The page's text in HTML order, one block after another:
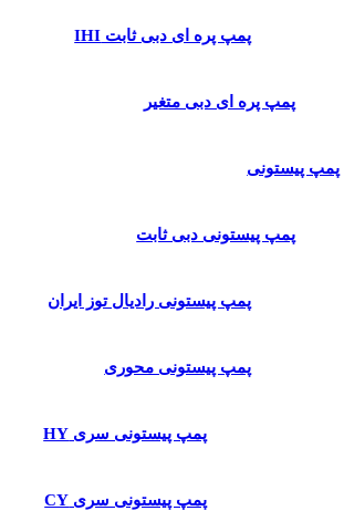
پمپ پره ای دبی ثابت IHI
پمپ پره ای دبی متغیر
پمپ پیستونی
پمپ پیستونی دبی ثابت
پمپ پیستونی رادیال توز ایران
پمپ پیستونی محوری
پمپ پیستونی سری HY
پمپ پیستونی سری CY